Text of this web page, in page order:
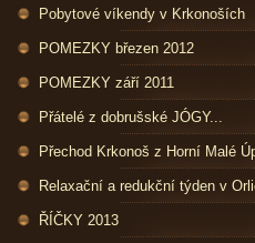
Pobytové víkendy v Krkonoších
POMEZKY březen 2012
POMEZKY září 2011
Přátelé z dobrušské JÓGY...
Přechod Krkonoš z Horní Malé
Relaxační a redukční týden v
ŘÍČKY 2013